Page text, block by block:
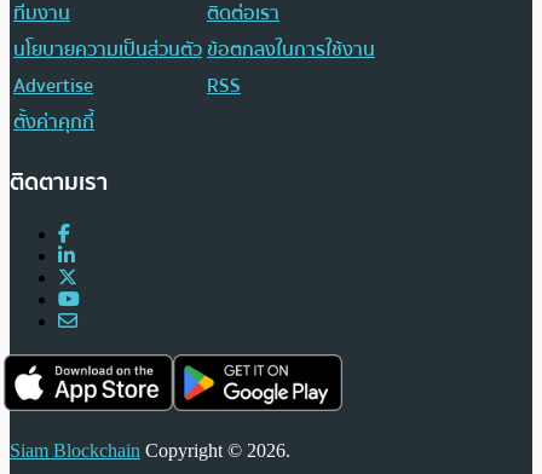
ทีมงาน
ติดต่อเรา
นโยบายความเป็นส่วนตัวข้อตกลงในการใช้งาน
Advertise
RSS
ตั้งค่าคุกกี้
ติดตามเรา
Siam Blockchain Copyright © 2026.